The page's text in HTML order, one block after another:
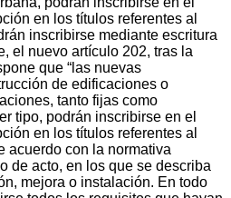
en los títulos referentes al
inscribirse mediante escritura
el nuevo artículo 202, tras la
que “las nuevas
de edificaciones o
tanto fijas como
tipo, podrán inscribirse en el
en los títulos referentes al
acuerdo con la normativa
de acto, en los que se describa
mejora o instalación. En todo